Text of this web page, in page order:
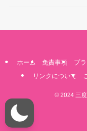
ホーム 免責事項 プ
リンクについて
©2024 三度